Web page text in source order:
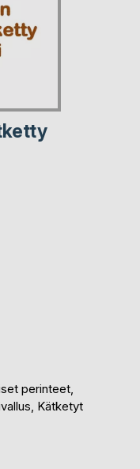
perinteet,
Kätketyt